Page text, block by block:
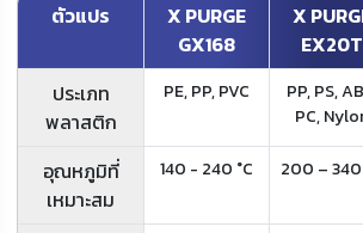
ตัวแปร
X PURGE
GX168
X
EX20T
ประเภท
พลาสติก
PE, PP, PVC
PP, PS,
PC,
อุณหภูมิที่
เหมาะสม
140 - 240 °C 200 – 340